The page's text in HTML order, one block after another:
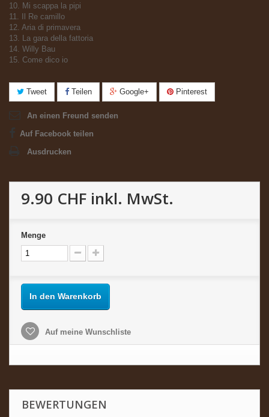
10. Mi scappa la pipi
11. Il Re camillo
12. Aria di primavera
13. La gara della fattoria
14. Willy Bau
15. Come dico io
Tweet Teilen Google+ Pinterest
An einen Freund senden
Auf Facebook teilen
Ausdrucken
9.90 CHF inkl. MwSt.
Menge
In den Warenkorb
Auf meine Wunschliste
BEWERTUNGEN